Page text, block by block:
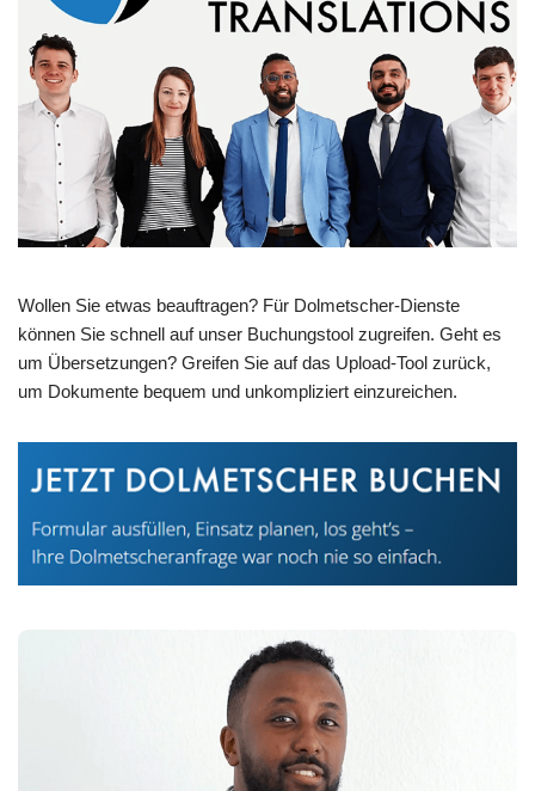
Wollen Sie etwas beauftragen? Für Dolmetscher-Dienste
können Sie schnell auf unser Buchungstool zugreifen. Geht es
um Übersetzungen? Greifen Sie auf das Upload-Tool zurück,
um Dokumente bequem und unkompliziert einzureichen.